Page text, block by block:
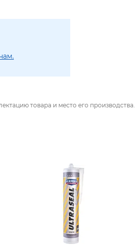
товара и место его